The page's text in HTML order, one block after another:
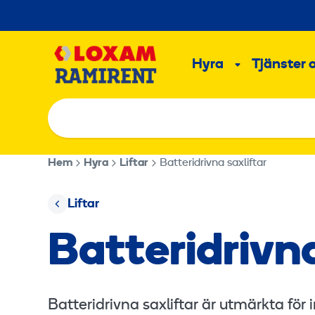
till
Hyra Undermeny
Tjänster
Hem Hyra Liftar Batteridrivna saxliftar
Liftar
Batteridrivna saxliftar är utmärkta för